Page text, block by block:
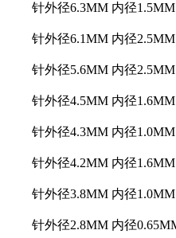
针外径6.3MM 内径1.5MM
针外径6.1MM 内径2.5MM
针外径5.6MM 内径2.5MM
针外径4.5MM 内径1.6MM
针外径4.3MM 内径1.0MM
针外径4.2MM 内径1.6MM
针外径3.8MM 内径1.0MM
针外径2.8MM 内径